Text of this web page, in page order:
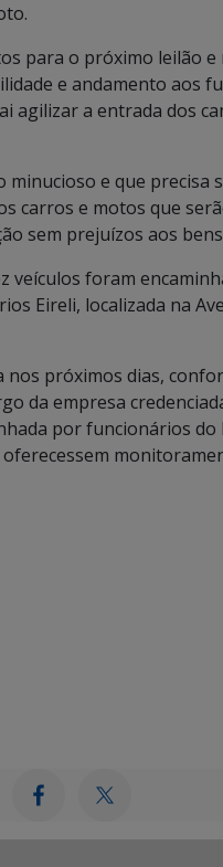
para o próximo leilão
e andamento aos
agilizar a entrada dos
minucioso e que
carros e motos que
sem prejuízos aos
veículos foram
Eireli, localizada na
próximos dias,
da empresa
por funcionários